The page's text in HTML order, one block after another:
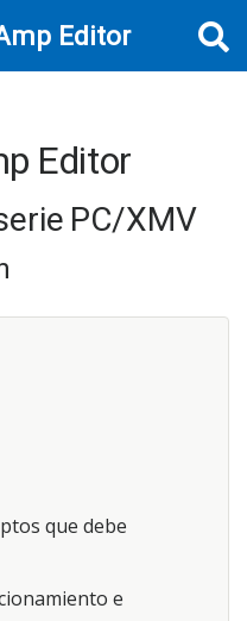
Editor
Editor
PC/XMV
que debe
e